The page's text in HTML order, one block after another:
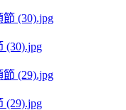
(30).jpg
(29).jpg